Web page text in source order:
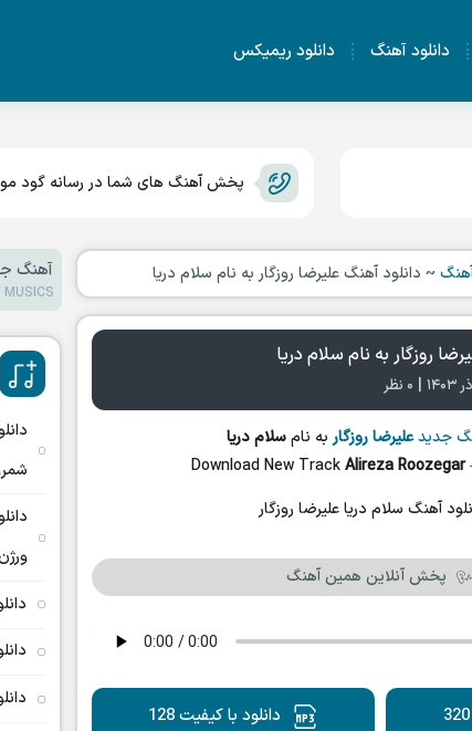
دانلود آهنگ دانلود ریمیکس
پخش آهنگ های شما در رسانه گود
~ دانلود آهنگ علیرضا روزگار به نام سلام دریا
روزگار به نام سلام دریا
| ۰ نظر
جدیدعلیرضا روزگاربه نامسلام دریا
Download New TrackAlireza Roozegar
پخش آنلاین همین آهنگ
دانلود با کیفیت 128
آهنگ
MUSICS